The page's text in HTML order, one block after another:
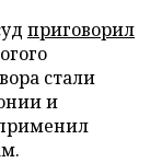
приговорил
стали
и